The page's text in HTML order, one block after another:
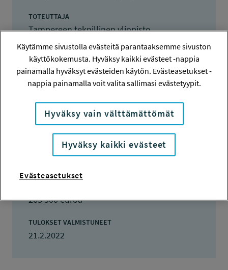
TOTEUTTAJA
Tampereen teknillinen yliopisto
LISÄTIETOJA
Aki Jääskeläinen
aki.jaaskelainen@tuni.fi
TOTEUTUSAIKA
1.12.2018 - 30.6.2021
TYÖSUOJELURAHASTON PÄÄTÖS
10.1.2019
263 500 euroa
TULOKSET VALMISTUNEET
21.2.2022
Käytämme sivustolla evästeitä parantaaksemme sivuston
käyttökokemusta. Hyväksy kaikki evästeet -nappia
painamalla hyväksyt evästeiden käytön. Evästeasetukset -
nappia painamalla voit valita sallimasi evästetyypit.
Hyväksy vain välttämättömät
Hyväksy kaikki evästeet
Evästeasetukset